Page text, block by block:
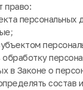
право:
в Законе о